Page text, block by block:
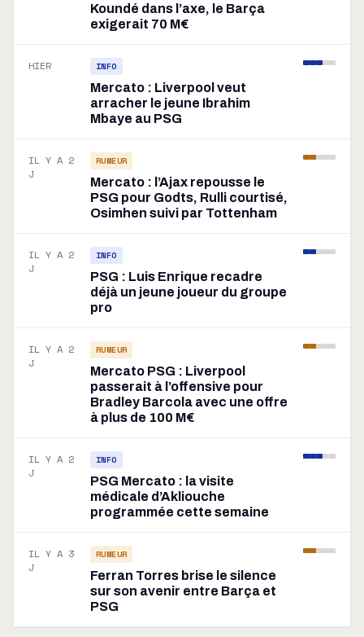
Koundé dans l’axe, le Barça
exigerait 70 M€
HIER INFO
Mercato : Liverpool veut
arracher le jeune Ibrahim
Mbaye au PSG
IL Y A 2
J
RUMEUR
Mercato : l’Ajax repousse le
PSG pour Godts, Rulli courtisé,
Osimhen suivi par Tottenham
IL Y A 2
J
INFO
PSG : Luis Enrique recadre
déjà un jeune joueur du groupe
pro
IL Y A 2
J
RUMEUR
Mercato PSG : Liverpool
passerait à l’offensive pour
Bradley Barcola avec une offre
à plus de 100 M€
IL Y A 2
J
INFO
PSG Mercato : la visite
médicale d’Akliouche
programmée cette semaine
IL Y A 3
J
RUMEUR
Ferran Torres brise le silence
sur son avenir entre Barça et
PSG